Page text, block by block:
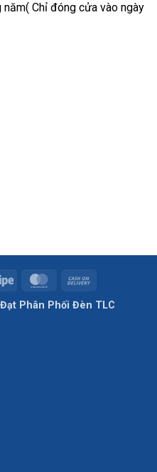
Chỉ đóng cửa vào ngày
Stripe MasterCard
Delivery
Phân Phối Đèn TLC